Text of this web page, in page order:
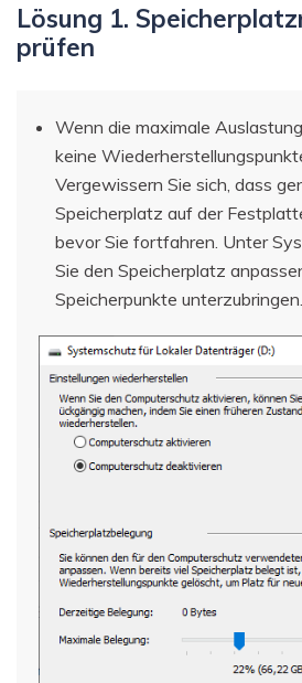
Lösung 1.
prüfen
Wenn die maximale
keine
Vergewissern Sie sich, dass
Speicherplatz auf der
bevor Sie fortfahren. Unter
Sie den Speicherplatz
Speicherpunkte unterzubringen.